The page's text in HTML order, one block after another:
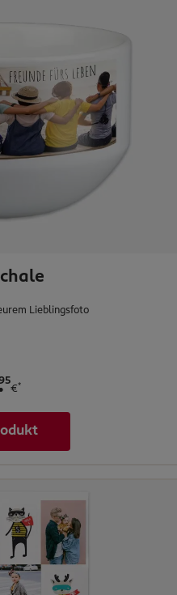
Lieblingsfoto
€*